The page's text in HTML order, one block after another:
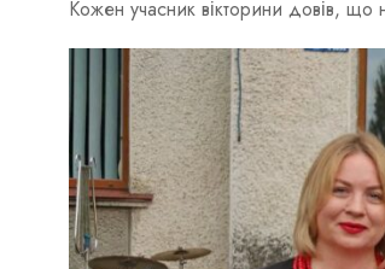
Кожен учасник вікторини довів, що